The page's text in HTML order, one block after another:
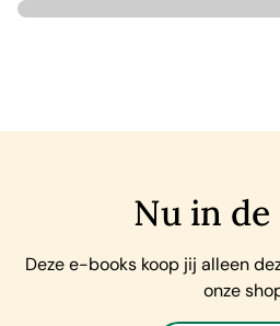
Nu in de
Deze e-books koop jij alleen
onze